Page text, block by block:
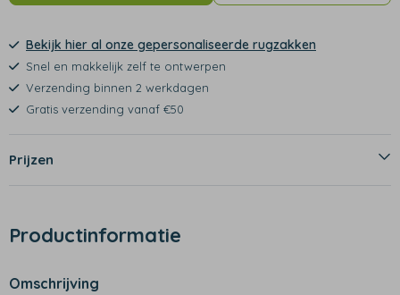
Bekijk hier al onze gepersonaliseerde rugzakken
Snel en makkelijk zelf te ontwerpen
Verzending binnen 2 werkdagen
Gratis verzending vanaf €50
Prijzen
Productinformatie
Omschrijving